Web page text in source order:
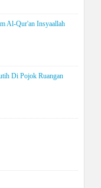
Al-Qur'an Insyaallah
Di Pojok Ruangan